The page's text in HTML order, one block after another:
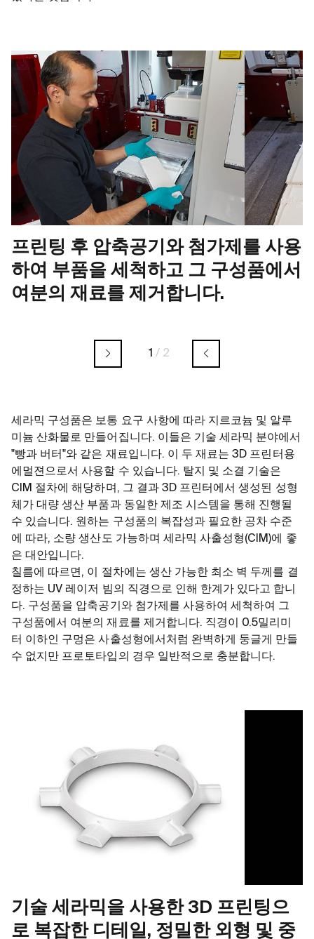
프린팅 후 압축공기와 첨가제를 사용
하여 부품을 세척하고 그 구성품에서
여분의 재료를 제거합니다.
1 / 2
세라믹 구성품은 보통 요구 사항에 따라 지르코늄 및 알루
미늄 산화물로 만들어집니다. 이들은 기술 세라믹 분야에서
"빵과 버터"와 같은 재료입니다. 이 두 재료는 3D 프린터용
에멀젼으로서 사용할 수 있습니다. 탈지 및 소결 기술은
CIM 절차에 해당하며, 그 결과 3D 프린터에서 생성된 성형
체가 대량 생산 부품과 동일한 제조 시스템을 통해 진행될
수 있습니다. 원하는 구성품의 복잡성과 필요한 공차 수준
에 따라, 소량 생산도 가능하며 세라믹 사출성형(CIM)에 좋
은 대안입니다.
칠름에 따르면, 이 절차에는 생산 가능한 최소 벽 두께를 결
정하는 UV 레이저 빔의 직경으로 인해 한계가 있다고 합니
다. 구성품을 압축공기와 첨가제를 사용하여 세척하여 그
구성품에서 여분의 재료를 제거합니다. 직경이 0.5밀리미
터 이하인 구멍은 사출성형에서처럼 완벽하게 둥글게 만들
수 없지만 프로토타입의 경우 일반적으로 충분합니다.
기술 세라믹을 사용한 3D 프린팅으
로 복잡한 디테일, 정밀한 외형 및 중